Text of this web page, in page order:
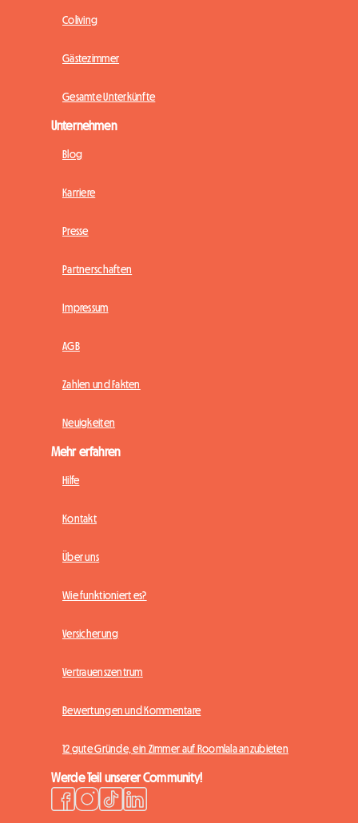
Coliving
Gästezimmer
Gesamte Unterkünfte
Unternehmen
Blog
Karriere
Presse
Partnerschaften
Impressum
AGB
Zahlen und Fakten
Neuigkeiten
Mehr erfahren
Hilfe
Kontakt
Über uns
Wie funktioniert es?
Versicherung
Vertrauenszentrum
Bewertungen und Kommentare
12 gute Gründe, ein Zimmer auf Roomlala anzubieten
Werde Teil unserer Community!